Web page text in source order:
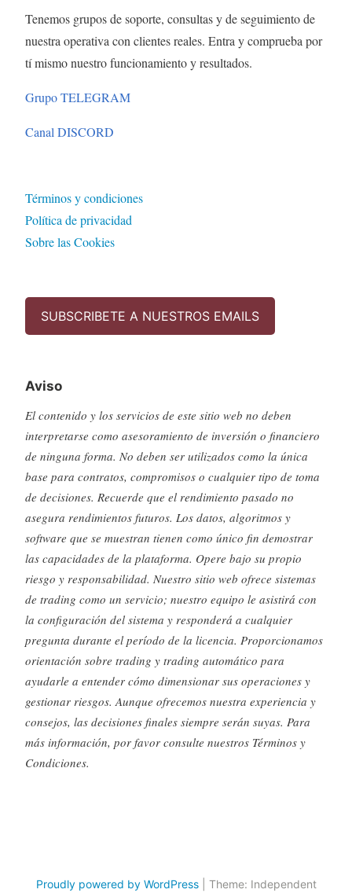
Tenemos grupos de soporte, consultas y de seguimiento de
nuestra operativa con clientes reales. Entra y comprueba por
tí mismo nuestro funcionamiento y resultados.
Grupo TELEGRAM
Canal DISCORD
Términos y condiciones
Política de privacidad
Sobre las Cookies
SUBSCRIBETE A NUESTROS EMAILS
Aviso
El contenido y los servicios de este sitio web no deben
interpretarse como asesoramiento de inversión o financiero
de ninguna forma. No deben ser utilizados como la única
base para contratos, compromisos o cualquier tipo de toma
de decisiones. Recuerde que el rendimiento pasado no
asegura rendimientos futuros. Los datos, algoritmos y
software que se muestran tienen como único fin demostrar
las capacidades de la plataforma. Opere bajo su propio
riesgo y responsabilidad. Nuestro sitio web ofrece sistemas
de trading como un servicio; nuestro equipo le asistirá con
la configuración del sistema y responderá a cualquier
pregunta durante el período de la licencia. Proporcionamos
orientación sobre trading y trading automático para
ayudarle a entender cómo dimensionar sus operaciones y
gestionar riesgos. Aunque ofrecemos nuestra experiencia y
consejos, las decisiones finales siempre serán suyas. Para
más información, por favor consulte nuestros Términos y
Condiciones.
Proudly powered by WordPress Theme: Independent